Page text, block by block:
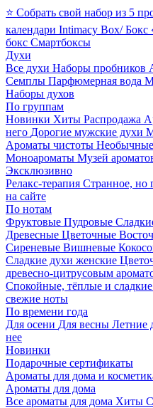
⭐ Собрать свой набор из 5
календари Intimacy Box/ Бокс
бокс Смартбоксы
Духи
Все духи Наборы пробников
Семплы Парфюмерная вода
Наборы духов
По группам
Новинки Хиты Распродажа
него Дорогие мужские духи
Ароматы чистоты Необычные
Моноароматы Музей
Эксклюзивно
Релакс-терапия Странное, но
на сайте
По нотам
Фруктовые Пудровые
Древесные Цветочные
Сиреневые Вишневые
Сладкие духи женские
древесно-цитрусовым
Спокойные, тёплые и
свежие ноты
По времени года
Для осени Для весны Летние
нее
Новинки
Подарочные сертификаты
Ароматы для дома и
Ароматы для дома
Все ароматы для дома Хиты